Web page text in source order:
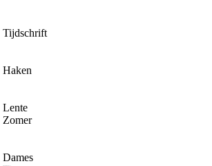
Tijdschrift
Haken
Lente
Zomer
Dames